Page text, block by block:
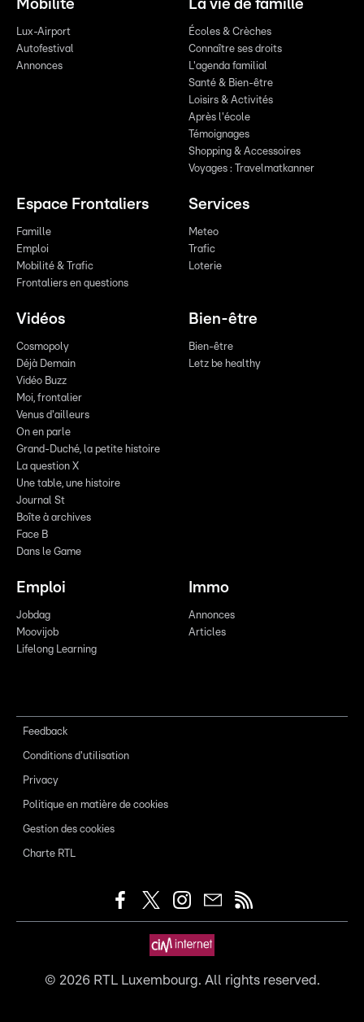
Mobilité
Lux-Airport
Autofestival
Annonces
La vie de famille
Écoles & Crèches
Connaître ses droits
L'agenda familial
Santé & Bien-être
Loisirs & Activités
Après l'école
Témoignages
Shopping & Accessoires
Voyages : Travelmatkanner
Espace Frontaliers
Famille
Emploi
Mobilité & Trafic
Frontaliers en questions
Services
Meteo
Trafic
Loterie
Vidéos
Cosmopoly
Déjà Demain
Vidéo Buzz
Moi, frontalier
Venus d'ailleurs
On en parle
Grand-Duché, la petite histoire
La question X
Une table, une histoire
Journal St
Boîte à archives
Face B
Dans le Game
Bien-être
Bien-être
Letz be healthy
Emploi
Jobdag
Moovijob
Lifelong Learning
Immo
Annonces
Articles
Feedback
Conditions d'utilisation
Privacy
Politique en matière de cookies
Gestion des cookies
Charte RTL
© 2026RTL Luxembourg. All rights reserved.